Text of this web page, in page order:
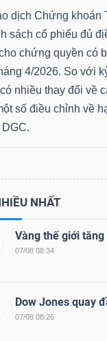
dịch Chứng khoán
sách cổ phiếu đủ
chứng quyền có
4/2026. So với
nhiều thay đổi về
số điều chỉnh về
DGC.
NHẤT
Vàng thế giới
07/08 08:34
Dow Jones quay
07/08 08:26